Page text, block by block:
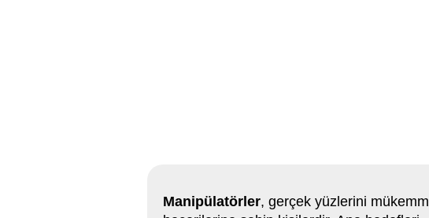
Manipülatörler, gerçek yüzlerini